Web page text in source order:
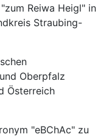
Reiwa Heigl" in
Straubing-
Oberpfalz
Österreich
"eBChAc" zu